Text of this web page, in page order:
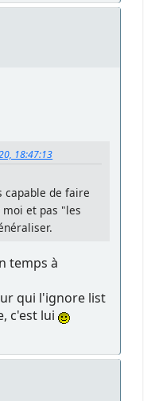
18:47:13
capable de faire
et pas "les
temps à
qui l'ignore list
c'est lui